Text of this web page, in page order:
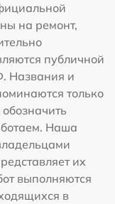
на ремонт,
публичной
Названия и
только
Наша
их
выполняются
в